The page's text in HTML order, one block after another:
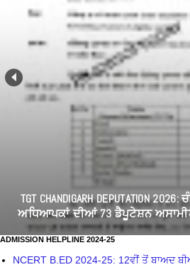
TGT CHANDIGARH DEPUTATION
ਅਧਿਆਪਕਾਂ ਦੀਆਂ 73 ਡੈਪੂਟੇਸ਼ਨ
ADMISSION HELPLINE 2024-25
NCERT B.ED 2024-25: 12ਵੀਂ ਤੋਂ ਬਾਅਦ